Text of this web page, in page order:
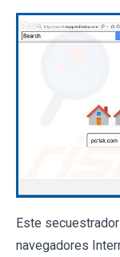
Este
navegadores